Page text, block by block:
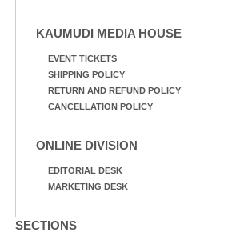
KAUMUDI MEDIA HOUSE
EVENT TICKETS
SHIPPING POLICY
RETURN AND REFUND POLICY
CANCELLATION POLICY
ONLINE DIVISION
EDITORIAL DESK
MARKETING DESK
SECTIONS